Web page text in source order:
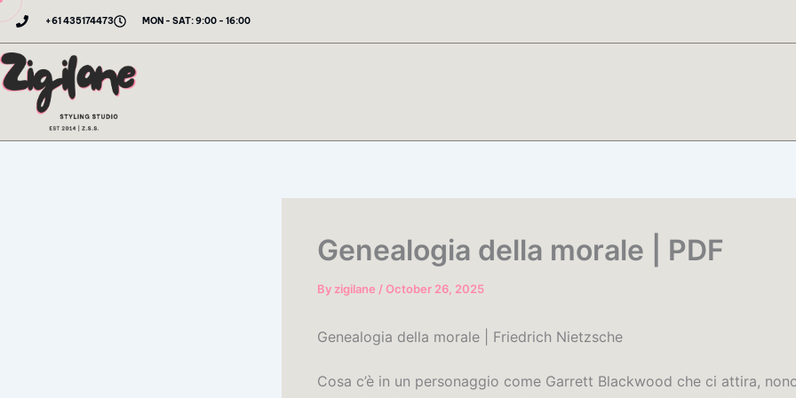
Skip
content
+61 435174473 MON - SAT: 9:00 - 16:00
Genealogia della morale | PDF
By zigilane /October 26, 2025
Genealogia della morale | Friedrich Nietzsche
Cosa c’è in un personaggio come Garrett Blackwood che ci attira,